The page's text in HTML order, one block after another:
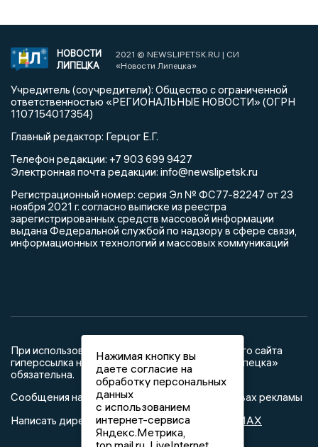
НОВОСТИ
ЛИПЕЦКА
2021 © NEWSLIPETSK.RU | СИ
«Новости Липецка»
Учредитель (соучредители): Общество с ограниченной
ответственностью «РЕГИОНАЛЬНЫЕ НОВОСТИ» (ОГРН
1107154017354)
Главный редактор: Герцог Е.Г.
Телефон редакции: +7 903 699 9427
Электронная почта редакции: info@newslipetsk.ru
Регистрационный номер: серия Эл № ФС77-82247 от 23
ноября 2021 г. согласно выписке из реестра
зарегистрированных средств массовой информации
выдана Федеральной службой по надзору в сфере связи,
информационных технологий и массовых коммуникаций
При использовании любого материала с данного сайта
гиперссылка на Сетевое издание «Новости Липецка»
обязательна.
Сообщения на сером фоне размещены на правах рекламы
Написать директору в телеграм@mazov MAX
Нажимая кнопку вы
даете согласие на
обработку персональных
данных
с использованием
интернет-сервиса
Яндекс.Метрика,